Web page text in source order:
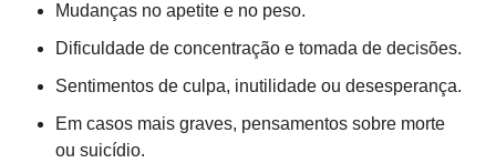
Mudanças no apetite e no peso.
Dificuldade de concentração e tomada de decisões.
Sentimentos de culpa, inutilidade ou desesperança.
Em casos mais graves, pensamentos sobre morte
ou suicídio.